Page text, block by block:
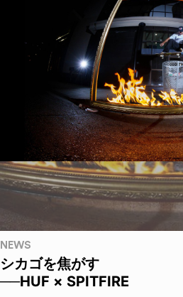
NEWS
シカゴを焦がす
──HUF × SPITFIRE